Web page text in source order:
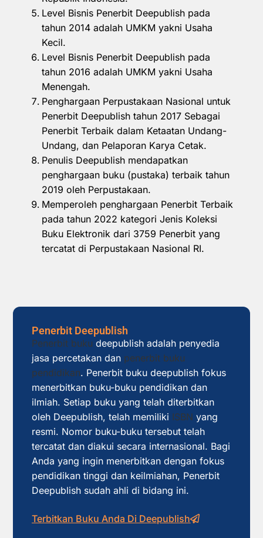
Level Bisnis Penerbit Deepublish pada
tahun 2014 adalah UMKM yakni Usaha
Kecil.
Level Bisnis Penerbit Deepublish pada
tahun 2016 adalah UMKM yakni Usaha
Menengah.
Penghargaan Perpustakaan Nasional untuk
Penerbit Deepublish tahun 2017 Sebagai
Penerbit Terbaik dalam Ketaatan Undang-
Undang, dan Pelaporan Karya Cetak.
Penulis Deepublish mendapatkan
penghargaan buku (pustaka) terbaik tahun
2019 oleh Perpustakaan.
Memperoleh penghargaan Penerbit Terbaik
pada tahun 2022 kategori Jenis Koleksi
Buku Elektronik dari 3759 Penerbit yang
tercatat di Perpustakaan Nasional RI.
Penerbit Deepublish
Penerbit buku deepublish adalah penyedia
jasa percetakan dan penerbit buku
pendidikan. Penerbit buku deepublish fokus
menerbitkan buku-buku pendidikan dan
ilmiah. Setiap buku yang telah diterbitkan
oleh Deepublish, telah memiliki ISBN yang
resmi. Nomor buku-buku tersebut telah
tercatat dan diakui secara internasional. Bagi
Anda yang ingin menerbitkan dengan fokus
pendidikan tinggi dan keilmiahan, Penerbit
Deepublish sudah ahli di bidang ini.
Terbitkan Buku Anda Di Deepublish